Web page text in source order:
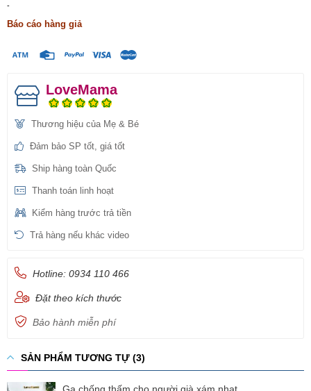
-
Báo cáo hàng giả
LoveMama
Thương hiệu của Mẹ & Bé
Đảm bảo SP tốt, giá tốt
Ship hàng toàn Quốc
Thanh toán linh hoạt
Kiểm hàng trước trả tiền
Trả hàng nếu khác video
Hotline: 0934 110 466
Đặt theo kích thước
Bảo hành miễn phí
SẢN PHẨM TƯƠNG TỰ (3)